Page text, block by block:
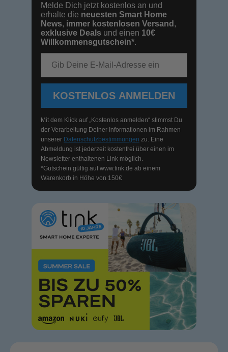
Melde Dich jetzt kostenlos an und
erhalte die neuesten Smart Home
News, immer kostenlosen Versand ,
exklusive Deals und einen 10€
Willkommensgutschein*.
KOSTENLOS ANMELDEN
Mit dem Klick auf „Kostenlos anmelden“ stimmst Du
der Verarbeitung Deiner Informationen im Rahmen
unserer Datenschutzbestimmungen zu. Eine
Abmeldung ist jederzeit kostenfrei über einen im
Newsletter enthaltenen Link möglich.
*Gutschein gültig aufwww.tink.de ab einem
Warenkorb in Höhe von 150€